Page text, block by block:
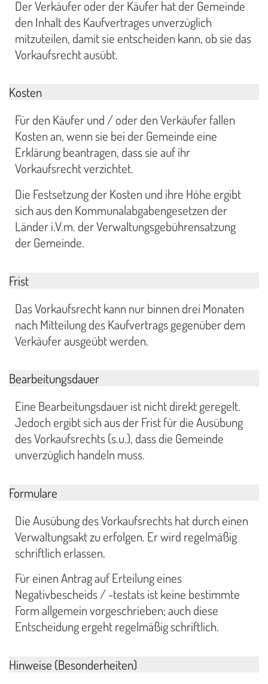
Der Verkäufer oder der Käufer hat der Gemeinde
den Inhalt des Kaufvertrages unverzüglich
mitzuteilen, damit sie entscheiden kann, ob sie das
Vorkaufsrecht ausübt.
Kosten
Für den Käufer und / oder den Verkäufer fallen
Kosten an, wenn sie bei der Gemeinde eine
Erklärung beantragen, dass sie auf ihr
Vorkaufsrecht verzichtet.
Die Festsetzung der Kosten und ihre Höhe ergibt
sich aus den Kommunalabgabengesetzen der
Länder i.V.m. der Verwaltungsgebührensatzung
der Gemeinde.
Frist
Das Vorkaufsrecht kann nur binnen drei Monaten
nach Mitteilung des Kaufvertrags gegenüber dem
Verkäufer ausgeübt werden.
Bearbeitungsdauer
Eine Bearbeitungsdauer ist nicht direkt geregelt.
Jedoch ergibt sich aus der Frist für die Ausübung
des Vorkaufsrechts (s.u.), dass die Gemeinde
unverzüglich handeln muss.
Formulare
Die Ausübung des Vorkaufsrechts hat durch einen
Verwaltungsakt zu erfolgen. Er wird regelmäßig
schriftlich erlassen.
Für einen Antrag auf Erteilung eines
Negativbescheids / -testats ist keine bestimmte
Form allgemein vorgeschrieben; auch diese
Entscheidung ergeht regelmäßig schriftlich.
Hinweise (Besonderheiten)